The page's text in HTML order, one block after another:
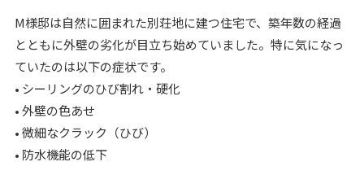
M様邸は自然に囲まれた別荘地に建つ住宅で、築年数の経過
とともに外壁の劣化が目立ち始めていました。特に気になっ
ていたのは以下の症状です。
• シーリングのひび割れ・硬化
• 外壁の色あせ
• 微細なクラック（ひび）
• 防水機能の低下